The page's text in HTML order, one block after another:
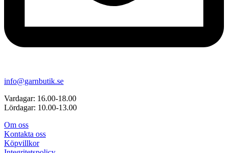
info@garnbutik.se
Vardagar: 16.00-18.00
Lördagar: 10.00-13.00
Om oss
Kontakta oss
Köpvillkor